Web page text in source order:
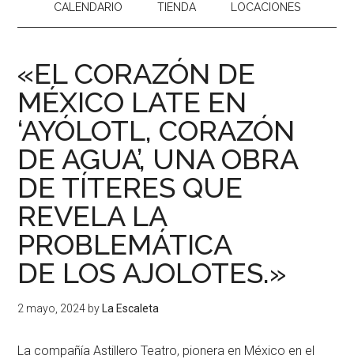
CALENDARIO TIENDA LOCACIONES
«EL CORAZÓN DE
MÉXICO LATE EN
‘AYÓLOTL, CORAZÓN
DE AGUA’, UNA OBRA
DE TÍTERES QUE
REVELA LA
PROBLEMÁTICA
DE LOS AJOLOTES.»
2 mayo, 2024 by La Escaleta
La compañía Astillero Teatro, pionera en México en el